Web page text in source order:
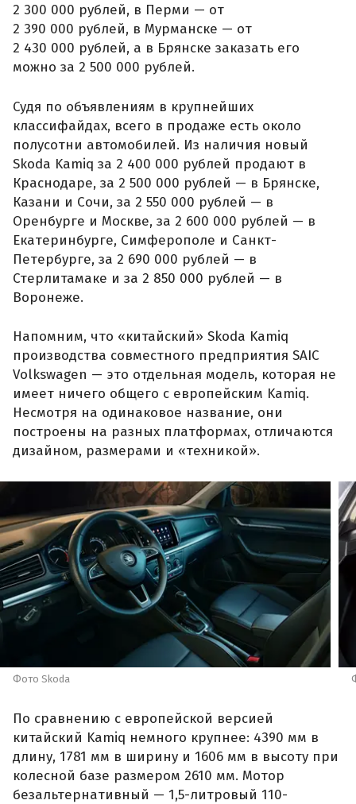
2 300 000 рублей, в Перми — от
2 390 000 рублей, в Мурманске — от
2 430 000 рублей, а в Брянске заказать его
можно за 2 500 000 рублей.
Судя по объявлениям в крупнейших
классифайдах, всего в продаже есть около
полусотни автомобилей. Из наличия новый
Skoda Kamiq за 2 400 000 рублей продают в
Краснодаре, за 2 500 000 рублей — в Брянске,
Казани и Сочи, за 2 550 000 рублей — в
Оренбурге и Москве, за 2 600 000 рублей — в
Екатеринбурге, Симферополе и Санкт-
Петербурге, за 2 690 000 рублей — в
Стерлитамаке и за 2 850 000 рублей — в
Воронеже.
Напомним, что «китайский» Skoda Kamiq
производства совместного предприятия SAIC
Volkswagen — это отдельная модель, которая не
имеет ничего общего с европейским Kamiq.
Несмотря на одинаковое название, они
построены на разных платформах, отличаются
дизайном, размерами и «техникой».
Фото Skoda
По сравнению с европейской версией
китайский Kamiq немного крупнее: 4390 мм в
длину, 1781 мм в ширину и 1606 мм в высоту при
колесной базе размером 2610 мм. Мотор
безальтернативный — 1,5-литровый 110-